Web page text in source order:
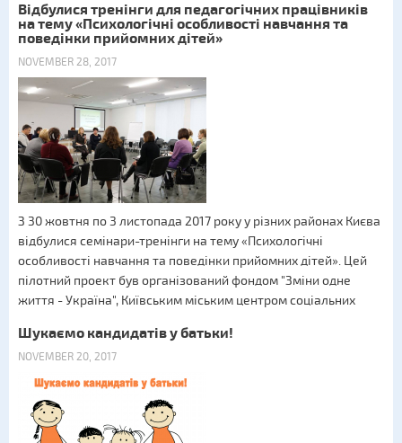
Відбулися тренінги для педагогічних працівників
на тему «Психологічні особливості навчання та
поведінки прийомних дітей»
NOVEMBER 28, 2017
З 30 жовтня по 3 листопада 2017 року у різних районах Києва
відбулися семінари-тренінги на тему «Психологічні
особливості навчання та поведінки прийомних дітей». Цей
пілотний проект був організований фондом "Зміни одне
життя - Україна", Київським міським центром соціальних
Шукаємо кандидатів у батьки!
NOVEMBER 20, 2017